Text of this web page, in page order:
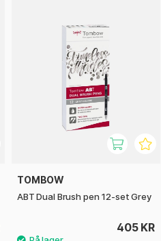
TOMBOW
ABT Dual Brush pen 12-set Grey
405 KR